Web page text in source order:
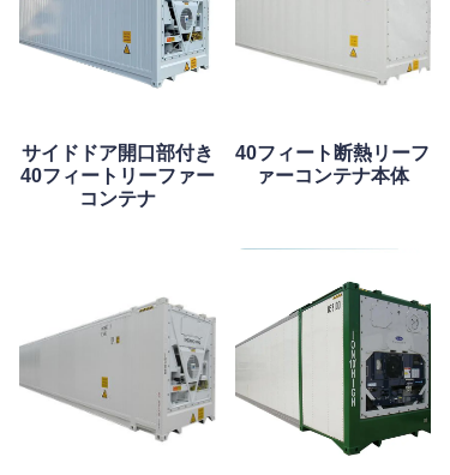
サイドドア開口部付き
40フィートリーファー
コンテナ
40フィート断熱リーフ
ァーコンテナ本体